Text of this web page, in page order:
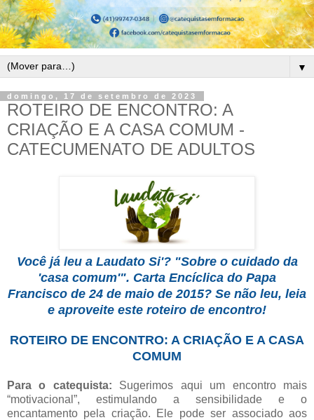
▼
domingo, 17 de setembro de 2023
ROTEIRO DE ENCONTRO: A
CRIAÇÃO E A CASA COMUM -
CATECUMENATO DE ADULTOS
Você já leu a Laudato Si'? "Sobre o cuidado da
'casa comum'". Carta Encíclica do Papa
Francisco de 24 de maio de 2015? Se não leu, leia
e aproveite este roteiro de encontro!
ROTEIRO DE ENCONTRO: A CRIAÇÃO E A CASA
COMUM
Para o catequista: Sugerimos aqui um encontro mais
“motivacional”, estimulando a sensibilidade e o
encantamento pela criação. Ele pode ser associado aos